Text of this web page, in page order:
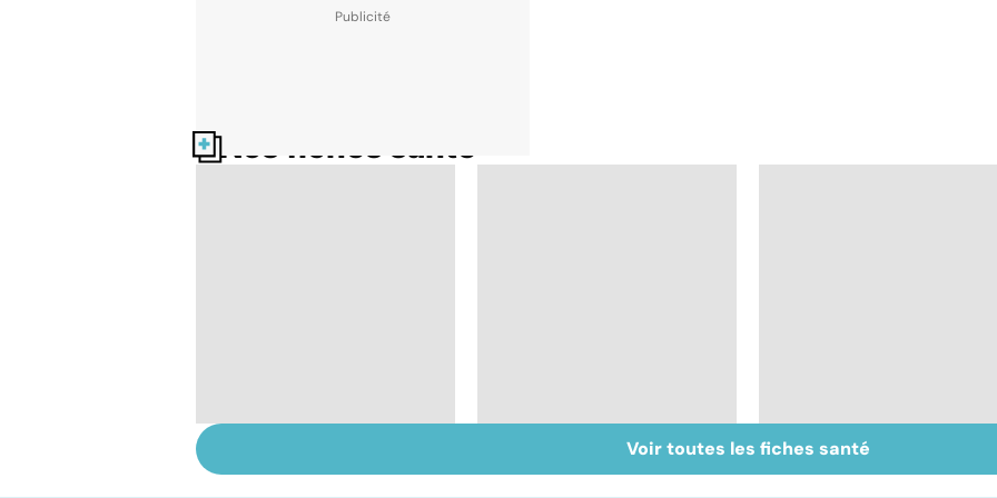
Nos fiches santé
excréments
Acidité, brûlures,
crampes... quand
La stomie : un court-
circuit dans la
Voir toutes les fiches santé